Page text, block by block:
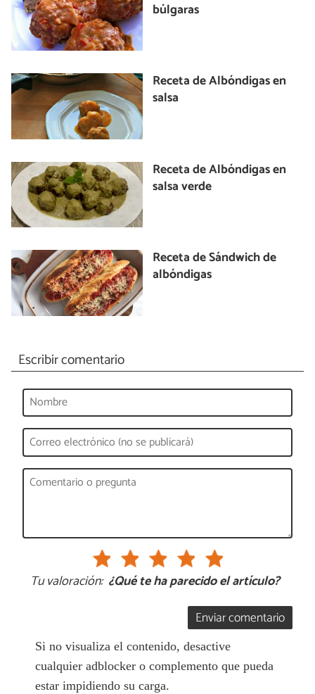
búlgaras
Receta de Albóndigas en
salsa
Receta de Albóndigas en
salsa verde
Receta de Sándwich de
albóndigas
Escribir comentario
Tu valoración: ¿Qué te ha parecido el artículo?
Enviar comentario
Si no visualiza el contenido, desactive
cualquier adblocker o complemento que pueda
estar impidiendo su carga.